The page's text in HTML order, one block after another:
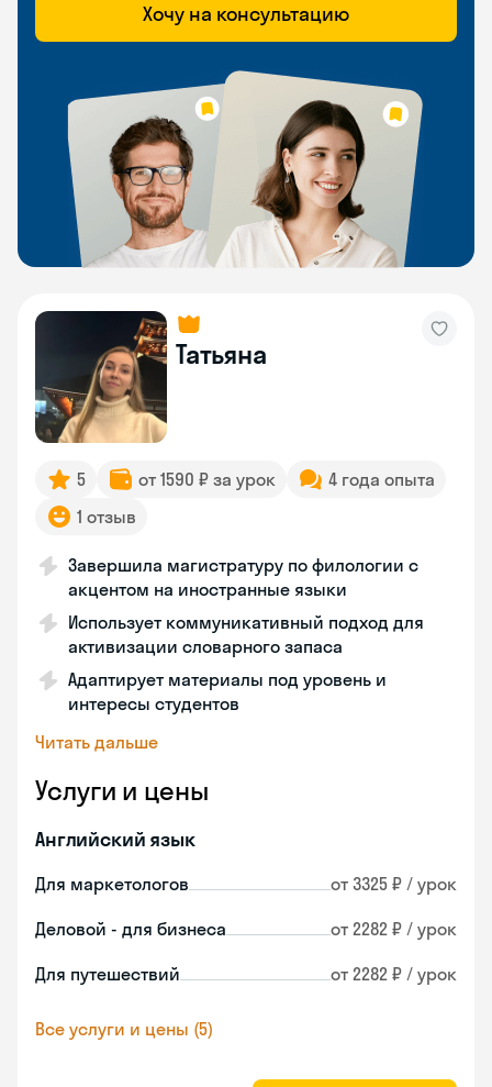
Хочу на консультацию
Татьяна
5 от 1590 ₽ за урок
4 года опыта
1 отзыв
Завершила магистратуру по филологии с
акцентом на иностранные языки
Использует коммуникативный подход для
активизации словарного запаса
Адаптирует материалы под уровень и
интересы студентов
Читать дальше
Услуги и цены
Английский язык
Для маркетологов от 3325 ₽ / урок
Деловой - для бизнеса от 2282 ₽ / урок
Для путешествий от 2282 ₽ / урок
Все услуги и цены (5)